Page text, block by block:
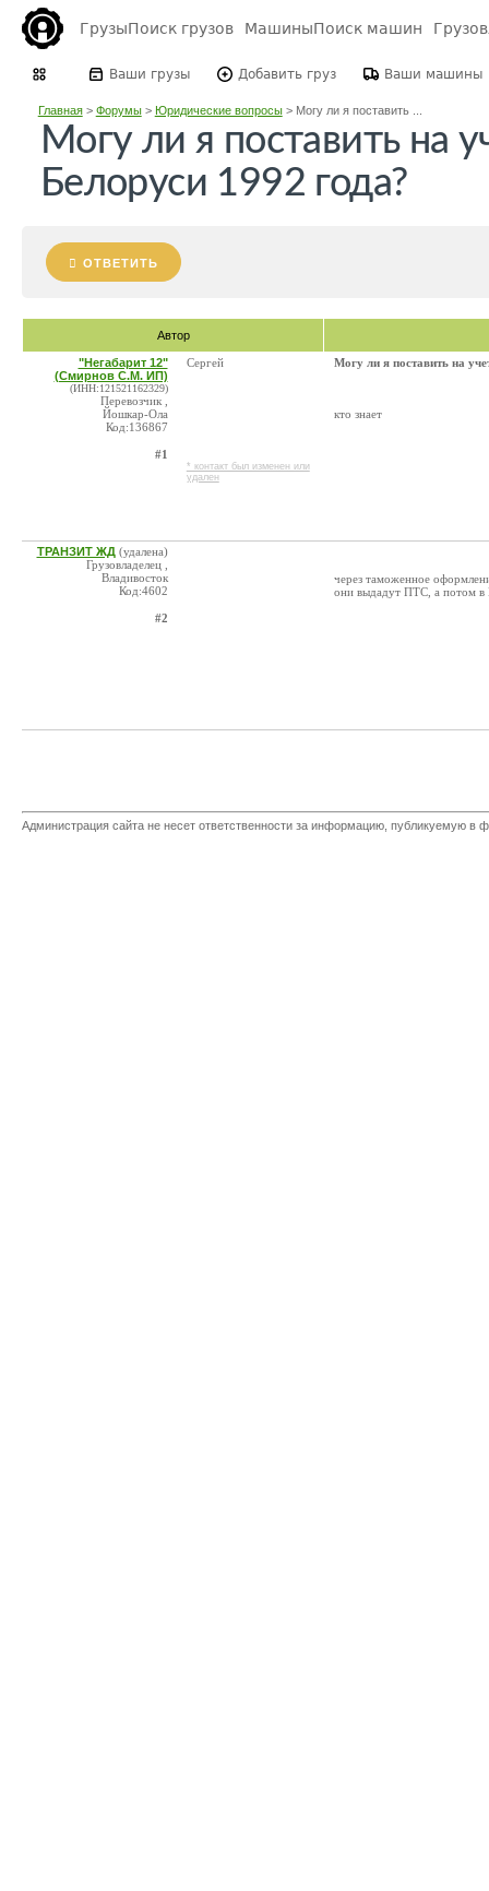
ГрузыПоиск грузов МашиныПоиск машин
Ваши грузы Добавить груз Ваши машины
Главная> Форумы> Юридические вопросы> Могу ли я поставить ...
Могу ли я поставить на
Белоруси 1992 года?
ОТВЕТИТЬ
Автор
"Негабарит 12"
(Смирнов С.М. ИП)
(ИНН:121521162329)
Перевозчик ,
Йошкар-Ола
Код:136867
#1
Сергей
* контакт был изменен или
удален
Могу ли я поставить на
кто знает
ТРАНЗИТ ЖД (удалена)
Грузовладелец ,
Владивосток
Код:4602
#2
через таможенное
они выдадут ПТС, а потом
Администрация сайта не несет ответственности за информацию, публикуемую